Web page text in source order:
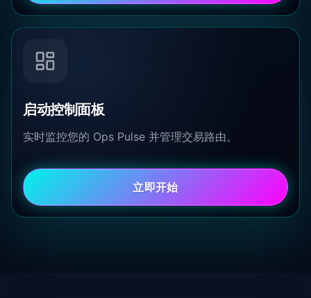
启动控制面板
实时监控您的 Ops Pulse 并管理交易路由。
立即开始